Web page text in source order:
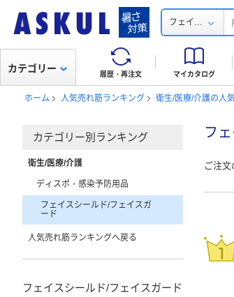
フェイ ...
履歴・再注文 マイカタログ
カテゴリー
ホーム 人気売れ筋ランキング 衛生/医療/介護の人
フ
ご注
カテゴリー別ランキング
衛生/医療/介護
ディスポ・感染予防用品
フェイスシールド/フェイスガ
ード
人気売れ筋ランキングへ戻る
フェイスシールド/フェイスガード